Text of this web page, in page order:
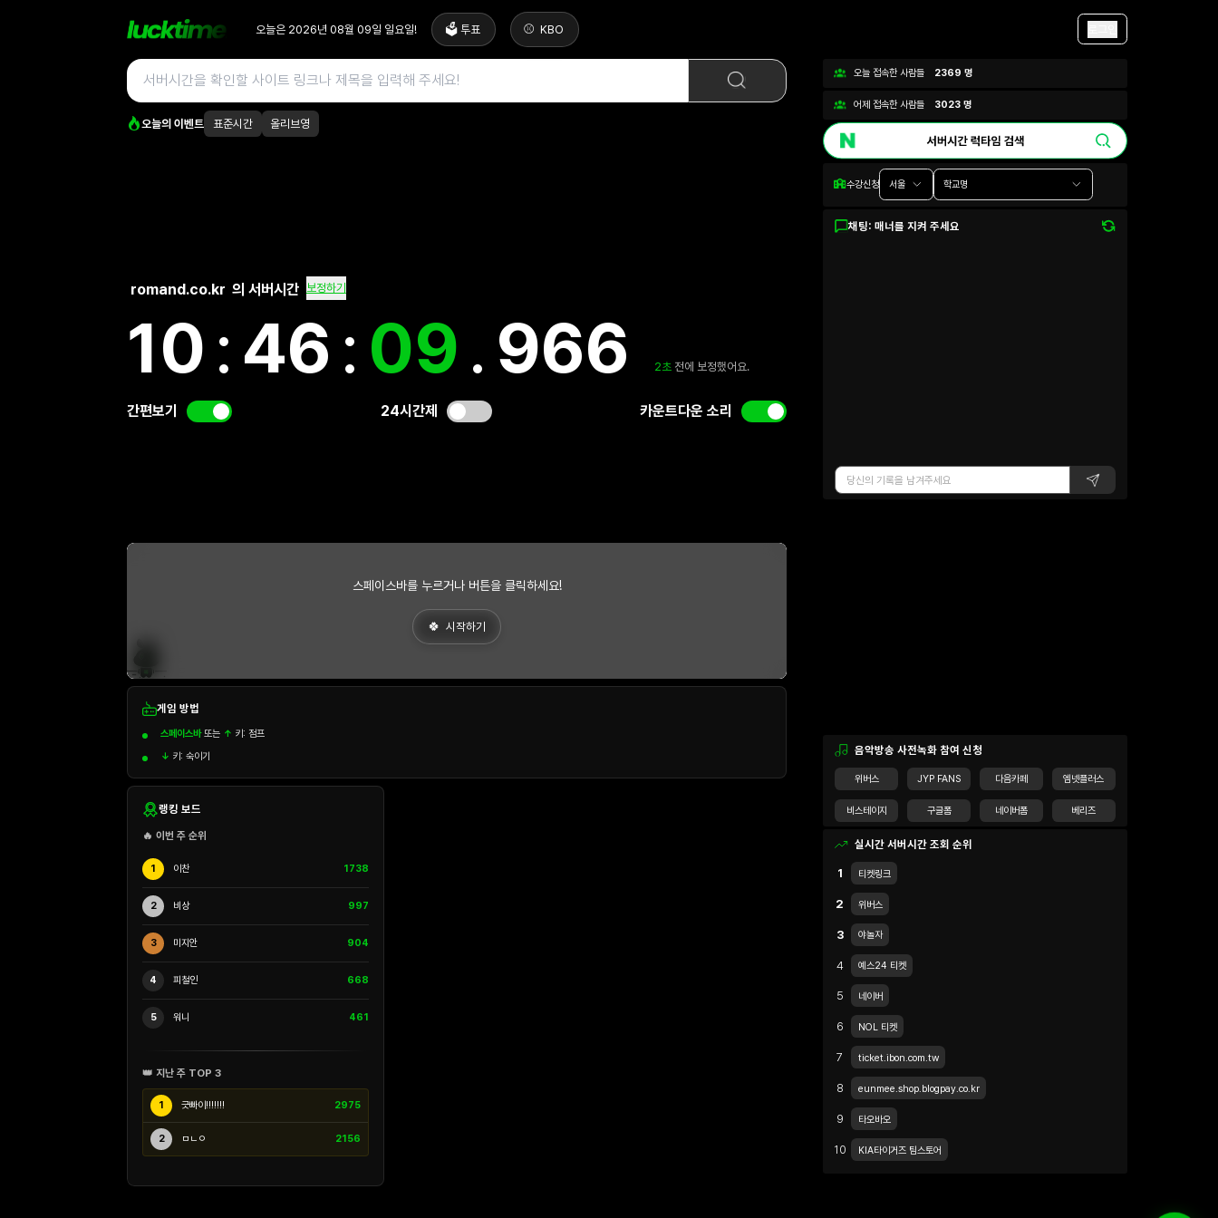
오늘은 2026년 08월 09일 일요일! 🗳️ 투표 KBO
오늘의 이벤트 표준시간 올리브영
romand.co.kr 의 서버시간 보정하기
10:46 : 10. 404 3초 전에 보정했어요.
간편보기 24시간제 카운트다운 소리
스페이스바를 누르거나 버튼을 클릭하세요!
시작하기
게임 방법
스페이스바또는 ↑ 키: 점프
↓ 키: 숙이기
랭킹 보드
🔥 이번 주 순위
1 이찬 1738
2 비상 997
3 미지안 904
4 피철인 668
5 워니 461
👑 지난 주 TOP 3
1 긋빠이!!!!!!! 2975
2 ㅁㄴㅇ 2156
오늘 접속한 사람들 2369 명
어제 접속한 사람들 3023명
수강신청 서울 학교명
채팅: 매너를 지켜 주세요
음악방송 사전녹화 참여 신청
위버스 JYP FANS 다음카페 엠넷플러스
비스테이지 구글폼 네이버폼 베리즈
실시간 서버시간 조회 순위
1 티켓링크
2 위버스
3 야놀자
4 예스24 티켓
5 네이버
6 NOL 티켓
7 ticket.ibon.com.tw
8 eunmee.shop.blogpay.co.kr
9 타오바오
10 KIA타이거즈 팀스토어